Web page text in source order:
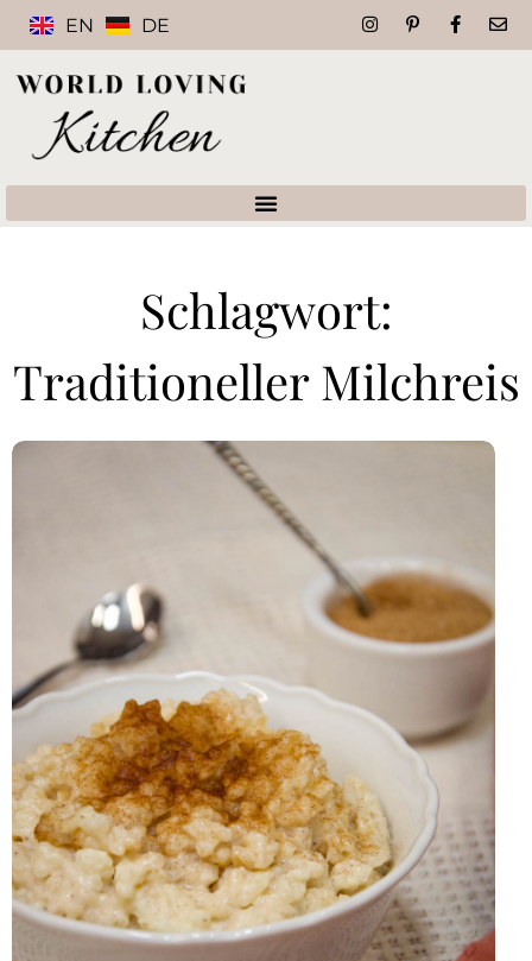
EN DE
Schlagwort:
Traditioneller Milchreis